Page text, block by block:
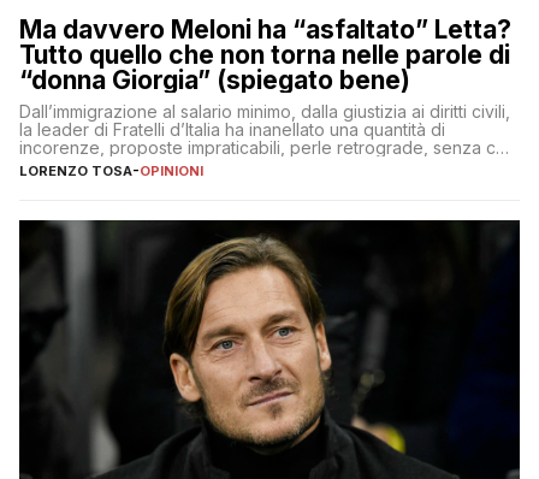
Ma davvero Meloni ha “asfaltato” Letta?
Tutto quello che non torna nelle parole di
“donna Giorgia” (spiegato bene)
Dall’immigrazione al salario minimo, dalla giustizia ai diritti civili,
la leader di Fratelli d’Italia ha inanellato una quantità di
incorenze, proposte impraticabili, perle retrograde, senza che
nessuno – a destra come a sinistra – glielo abbia fatto notare
LORENZO TOSA-OPINIONI